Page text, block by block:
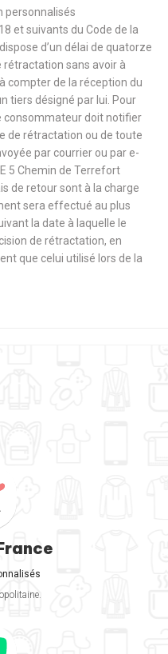
personnalisés
et suivants du Code de la
d’un délai de quatorze
rétractation sans avoir à
compter de la réception du
tiers désigné par lui. Pour
consommateur doit notifier
de rétractation ou de toute
par courrier ou par e-
5 Chemin de Terrefort
de retour sont à la charge
sera effectué au plus
la date à laquelle le
de rétractation, en
que celui utilisé lors de la